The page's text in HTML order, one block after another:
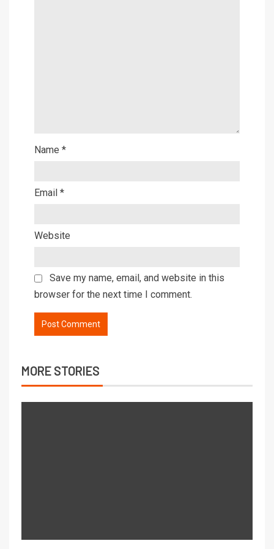
Name *
Email *
Website
Save my name, email, and website in this
browser for the next time I comment.
MORE STORIES